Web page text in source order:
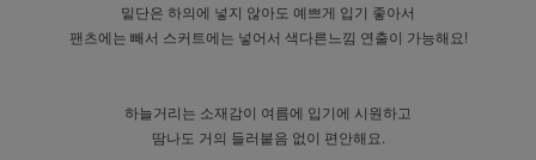
밑단은 하의에 넣지 않아도 예쁘게 입기 좋아서
팬츠에는 빼서 스커트에는 넣어서 색다른느낌 연출이 가능해요!
하늘거리는 소재감이 여름에 입기에 시원하고
땀나도 거의 들러붙음 없이 편안해요.